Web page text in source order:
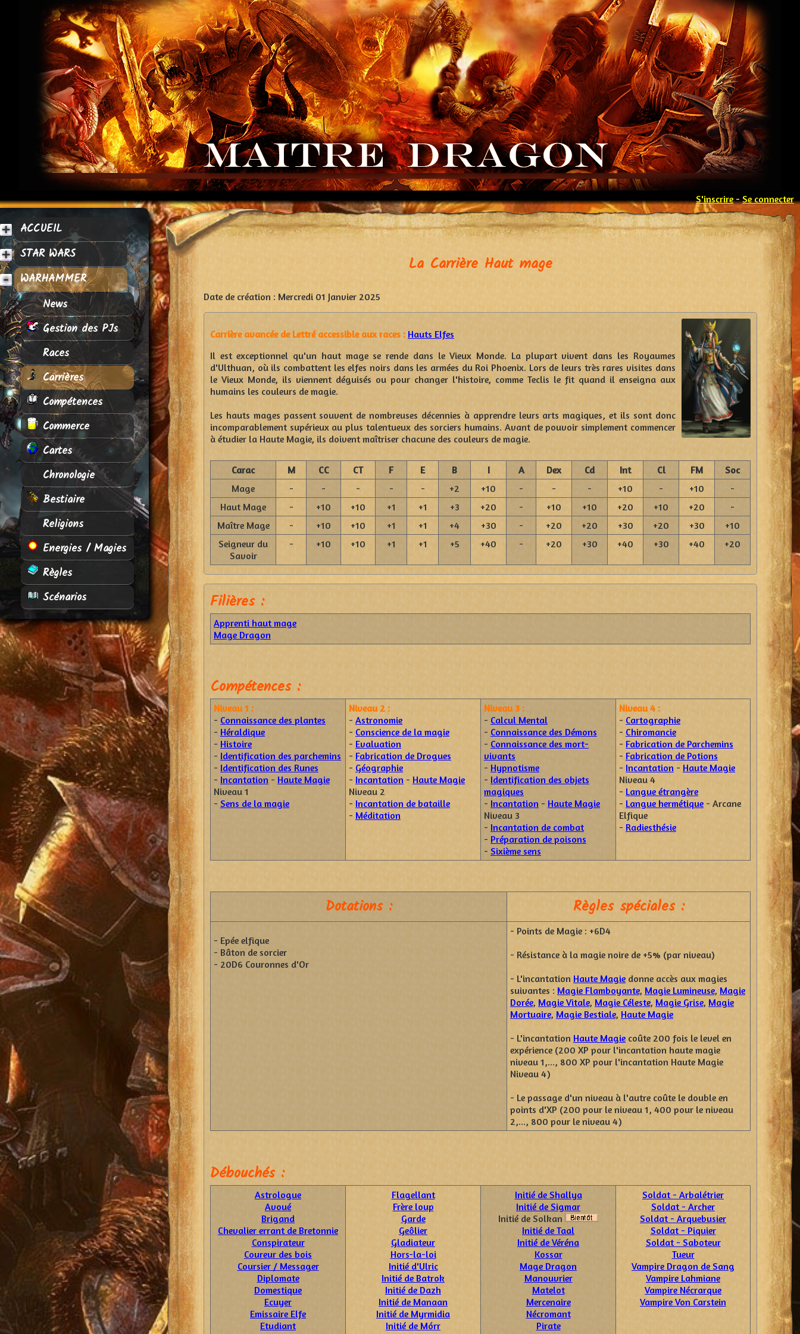
ACCUEIL
STAR WARS
WARHAMMER
News
Gestion des PJs
Races
Carrières
Compétences
Commerce
Cartes
Chronologie
Bestiaire
Religions
Energies / Magies
Règles
Scénarios
S'inscrire-Se connecter
La Carrière Haut mage
Date de création : Mercredi 01 Janvier 2025
Carrière avancée de Lettré accessible aux races : Hauts Elfes
Il est exceptionnel qu'un haut mage se rende dans le Vieux Monde. La plupart vivent dans les Royaumes
d'Ulthuan, où ils combattent les elfes noirs dans les armées du Roi Phoenix. Lors de leurs très rares visites dans
le Vieux Monde, ils viennent déguisés ou pour changer l'histoire, comme Teclis le fit quand il enseigna aux
humains les couleurs de magie.
Les hauts mages passent souvent de nombreuses décennies à apprendre leurs arts magiques, et ils sont donc
incomparablement supérieux au plus talentueux des sorciers humains. Avant de pouvoir simplement commencer
à étudier la Haute Magie, ils doivent maîtriser chacune des couleurs de magie.
Carac M CC CT F E B I A Dex Cd Int Cl FM
Soc
Mage
- - - - - +2 +10 - - - +10 - +10
-
Haut Mage
- +10 +10 +1 +1 +3 +20 - +10 +10 +20 +10 +20
-
Maître Mage
- +10 +10 +1 +1 +4 +30 - +20 +20 +30 +20 +30
+10
Seigneur du
Savoir
- +10 +10 +1 +1 +5 +40 - +20 +30 +40 +30 +40 +20
Filières :
Apprenti haut mage
Mage Dragon
Compétences :
Niveau 1 :
- Connaissance des plantes
- Héraldique
- Histoire
- Identification des parchemins
- Identification des Runes
- Incantation - Haute Magie
Niveau 1
- Sens de la magie
Niveau 2 :
- Astronomie
- Conscience de la magie
- Evaluation
- Fabrication de Drogues
- Géographie
- Incantation - Haute Magie
Niveau 2
- Incantation de bataille
- Méditation
Niveau 3 :
- Calcul Mental
- Connaissance des Démons
- Connaissance des mort-
vivants
- Hypnotisme
- Identification des objets
magiques
- Incantation - Haute Magie
Niveau 3
- Incantation de combat
- Préparation de poisons
- Sixième sens
Niveau 4 :
- Cartographie
- Chiromancie
- Fabrication de Parchemins
- Fabrication de Potions
- Incantation - Haute Magie
Niveau 4
- Langue étrangère
- Langue hermétique - Arcane
Elfique
- Radiesthésie
Dotations : Règles spéciales :
- Epée elfique
- Bâton de sorcier
- 20D6 Couronnes d'Or
- Points de Magie : +6D4
- Résistance à la magie noire de +5% (par niveau)
- L'incantation Haute Magie donne accès aux magies
suivantes : Magie Flamboyante, Magie Lumineuse, Magie
Dorée, Magie Vitale, Magie Céleste, Magie Grise, Magie
Mortuaire, Magie Bestiale, Haute Magie
- L'incantation Haute Magie coûte 200 fois le level en
expérience (200 XP pour l'incantation haute magie
niveau 1,..., 800 XP pour l'incantation Haute Magie
Niveau 4)
- Le passage d'un niveau à l'autre coûte le double en
points d'XP (200 pour le niveau 1, 400 pour le niveau
2,..., 800 pour le niveau 4)
Débouchés :
Astrologue
Avoué
Brigand
Chevalier errant de Bretonnie
Conspirateur
Coureur des bois
Coursier / Messager
Diplomate
Domestique
Ecuyer
Emissaire Elfe
Etudiant
Flagellant
Frère loup
Garde
Geôlier
Gladiateur
Hors-la-loi
Initié d'Ulric
Initié de Batrok
Initié de Dazh
Initié de Manaan
Initié de Myrmidia
Initié de Mórr
Initié de Shallya
Initié de Sigmar
Initié de Solkan
Initié de Taal
Initié de Véréna
Kossar
Mage Dragon
Manouvrier
Matelot
Mercenaire
Nécromant
Pirate
Soldat - Arbalétrier
Soldat - Archer
Soldat - Arquebusier
Soldat - Piquier
Soldat - Saboteur
Tueur
Vampire Dragon de Sang
Vampire Lahmiane
Vampire Nécrarque
Vampire Von Carstein